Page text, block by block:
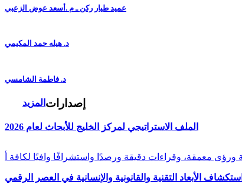
عميد طيار ركن ـ م .أسعد عوض الزعبي
د. هيله حمد المكيمي
د. فاطمة الشامسي
المزيد إصدارات
الملف الاستراتيجي لمركز الخليج للأبحاث لعام 2026
الأبعاد التقنية والقانونية والإنسانية في العصر الرقمي